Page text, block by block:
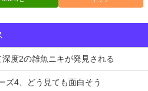
深度2の雑魚ニキが発見される
ズ4、どう見ても面白そう